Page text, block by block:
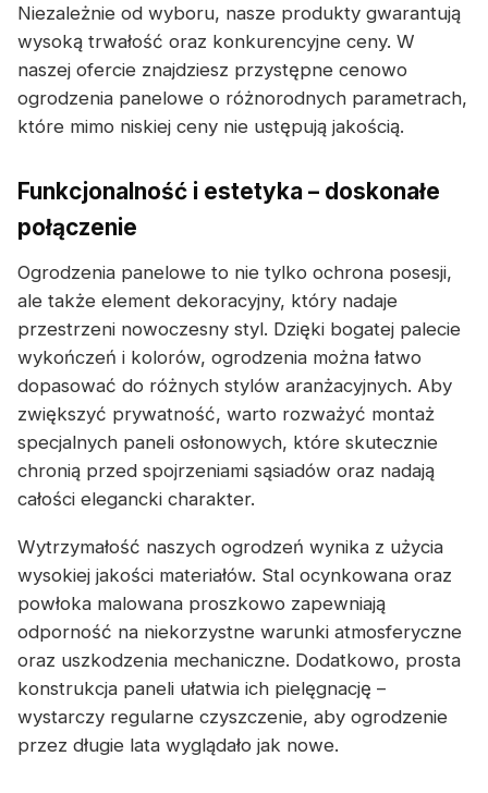
Niezależnie od wyboru, nasze produkty gwarantują
wysoką trwałość oraz konkurencyjne ceny. W
naszej ofercie znajdziesz przystępne cenowo
ogrodzenia panelowe o różnorodnych parametrach,
które mimo niskiej ceny nie ustępują jakością.
Funkcjonalność i estetyka – doskonałe
połączenie
Ogrodzenia panelowe to nie tylko ochrona posesji,
ale także element dekoracyjny, który nadaje
przestrzeni nowoczesny styl. Dzięki bogatej palecie
wykończeń i kolorów, ogrodzenia można łatwo
dopasować do różnych stylów aranżacyjnych. Aby
zwiększyć prywatność, warto rozważyć montaż
specjalnych paneli osłonowych, które skutecznie
chronią przed spojrzeniami sąsiadów oraz nadają
całości elegancki charakter.
Wytrzymałość naszych ogrodzeń wynika z użycia
wysokiej jakości materiałów. Stal ocynkowana oraz
powłoka malowana proszkowo zapewniają
odporność na niekorzystne warunki atmosferyczne
oraz uszkodzenia mechaniczne. Dodatkowo, prosta
konstrukcja paneli ułatwia ich pielęgnację –
wystarczy regularne czyszczenie, aby ogrodzenie
przez długie lata wyglądało jak nowe.